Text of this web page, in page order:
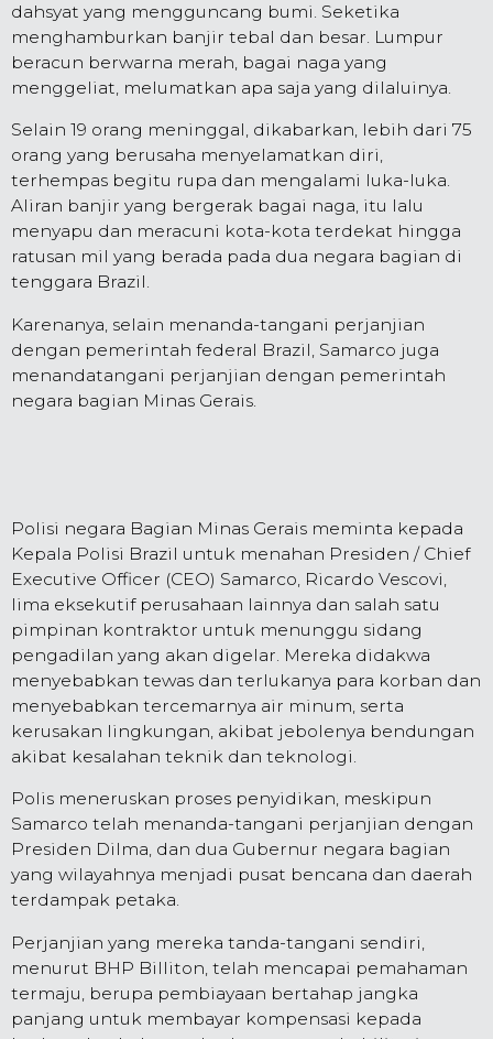
dahsyat yang mengguncang bumi. Seketika
menghamburkan banjir tebal dan besar. Lumpur
beracun berwarna merah, bagai naga yang
menggeliat, melumatkan apa saja yang dilaluinya.
Selain 19 orang meninggal, dikabarkan, lebih dari 75
orang yang berusaha menyelamatkan diri,
terhempas begitu rupa dan mengalami luka-luka.
Aliran banjir yang bergerak bagai naga, itu lalu
menyapu dan meracuni kota-kota terdekat hingga
ratusan mil yang berada pada dua negara bagian di
tenggara Brazil.
Karenanya, selain menanda-tangani perjanjian
dengan pemerintah federal Brazil, Samarco juga
menandatangani perjanjian dengan pemerintah
negara bagian Minas Gerais.
Polisi negara Bagian Minas Gerais meminta kepada
Kepala Polisi Brazil untuk menahan Presiden / Chief
Executive Officer (CEO) Samarco, Ricardo Vescovi,
lima eksekutif perusahaan lainnya dan salah satu
pimpinan kontraktor untuk menunggu sidang
pengadilan yang akan digelar. Mereka didakwa
menyebabkan tewas dan terlukanya para korban dan
menyebabkan tercemarnya air minum, serta
kerusakan lingkungan, akibat jebolenya bendungan
akibat kesalahan teknik dan teknologi.
Polis meneruskan proses penyidikan, meskipun
Samarco telah menanda-tangani perjanjian dengan
Presiden Dilma, dan dua Gubernur negara bagian
yang wilayahnya menjadi pusat bencana dan daerah
terdampak petaka.
Perjanjian yang mereka tanda-tangani sendiri,
menurut BHP Billiton, telah mencapai pemahaman
termaju, berupa pembiayaan bertahap jangka
panjang untuk membayar kompensasi kepada